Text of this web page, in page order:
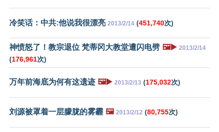
冷笑话：中共:他说我很漂亮 2013/2/14 (451,740次)
神愤怒了！教宗退位 梵蒂冈大教堂遭闪电劈 🖼️▶️ 2013/2/14
(176,961次)
万年前海底为何有这遗迹 🖼️▶️ 2013/2/13 (175,032次)
刘源被罩着一层朦胧的雾霾 🖼️ 2013/2/12 (80,755次)